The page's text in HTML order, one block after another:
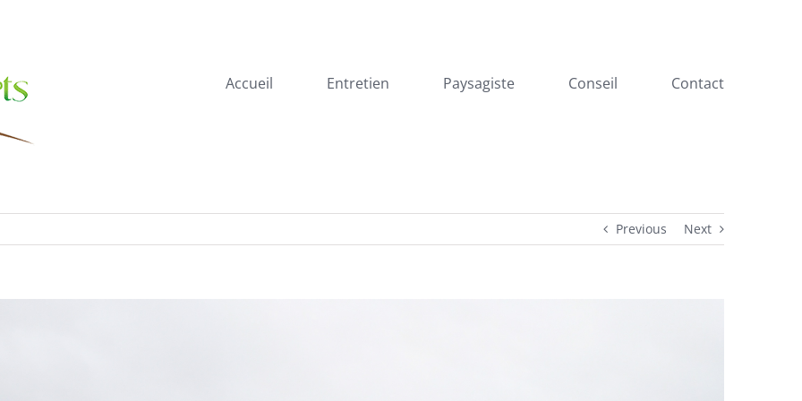
Accueil Entretien Paysagiste Conseil Contact
Previous Next